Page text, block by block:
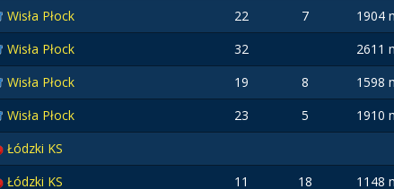
Wisła Płock 22 7 1904
Wisła Płock 32 2611
Wisła Płock 19 8 1598
Wisła Płock 23 5 1910
Łódzki KS
Łódzki KS 11 18 1148